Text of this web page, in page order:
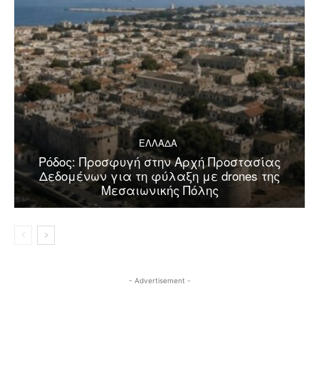
ΕΛΛΑΔΑ
Ρόδος: Προσφυγή στην Αρχή Προστασίας
Δεδομένων για τη φύλαξη με drones της
Μεσαιωνικής Πόλης
- Advertisement -